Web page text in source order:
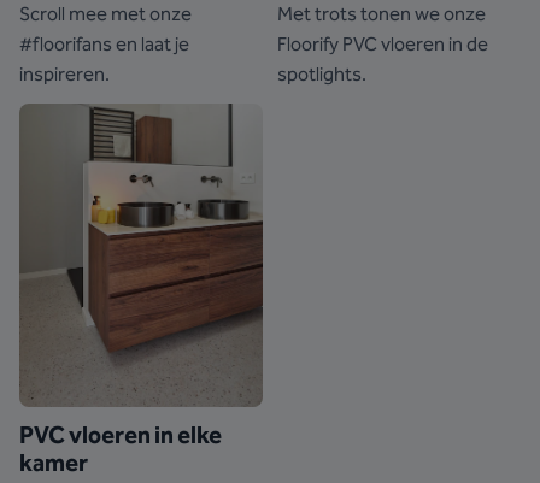
Scroll mee met onze
#floorifans en laat je
inspireren.
Met trots tonen we onze
Floorify PVC vloeren in de
spotlights.
PVC vloeren in elke
kamer